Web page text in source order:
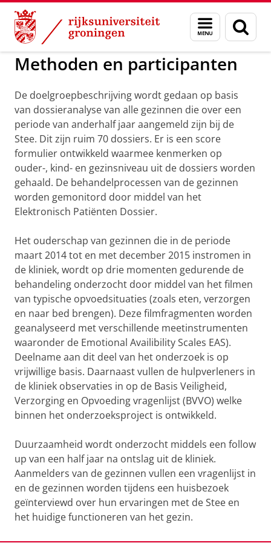
Skip
Content
Skip
Navigation
Menu
en
zoeken
GMW Gezond terug
Methoden en participanten
De doelgroepbeschrijving wordt gedaan op basis
van dossieranalyse van alle gezinnen die over een
periode van anderhalf jaar aangemeld zijn bij de
Stee. Dit zijn ruim 70 dossiers. Er is een score
formulier ontwikkeld waarmee kenmerken op
ouder-, kind- en gezinsniveau uit de dossiers worden
gehaald. De behandelprocessen van de gezinnen
worden gemonitord door middel van het
Elektronisch Patiënten Dossier.
Het ouderschap van gezinnen die in de periode
maart 2014 tot en met december 2015 instromen in
de kliniek, wordt op drie momenten gedurende de
behandeling onderzocht door middel van het filmen
van typische opvoedsituaties (zoals eten, verzorgen
en naar bed brengen). Deze filmfragmenten worden
geanalyseerd met verschillende meetinstrumenten
waaronder de Emotional Availibility Scales EAS).
Deelname aan dit deel van het onderzoek is op
vrijwillige basis. Daarnaast vullen de hulpverleners in
de kliniek observaties in op de Basis Veiligheid,
Verzorging en Opvoeding vragenlijst (BVVO) welke
binnen het onderzoeksproject is ontwikkeld.
Duurzaamheid wordt onderzocht middels een follow
up van een half jaar na ontslag uit de kliniek.
Aanmelders van de gezinnen vullen een vragenlijst in
en de gezinnen worden tijdens een huisbezoek
geïnterviewd over hun ervaringen met de Stee en
het huidige functioneren van het gezin.